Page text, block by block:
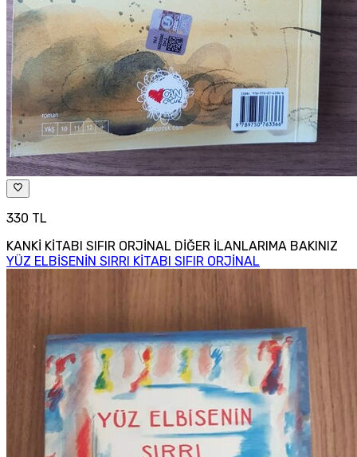
330 TL
KANKİ KİTABI SIFIR ORJİNAL DİĞER İLANLARIMA BAKINIZ
YÜZ ELBİSENİN SIRRI KİTABI SIFIR ORJİNAL